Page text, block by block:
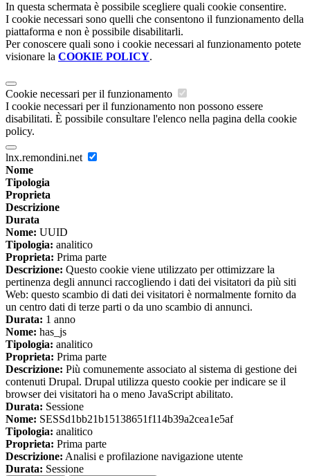
In questa schermata è possibile scegliere quali cookie consentire.
I cookie necessari sono quelli che consentono il funzionamento della
piattaforma e non è possibile disabilitarli.
Per conoscere quali sono i cookie necessari al funzionamento potete
visionare la COOKIE POLICY.
Cookie necessari per il funzionamento
I cookie necessari per il funzionamento non possono essere
disabilitati. È possibile consultare l'elenco nella pagina della cookie
policy.
lnx.remondini.net
Nome
Tipologia
Proprieta
Descrizione
Durata
Nome: UUID
Tipologia: analitico
Proprieta: Prima parte
Descrizione: Questo cookie viene utilizzato per ottimizzare la
pertinenza degli annunci raccogliendo i dati dei visitatori da più siti
Web: questo scambio di dati dei visitatori è normalmente fornito da
un centro dati di terze parti o da uno scambio di annunci.
Durata: 1 anno
Nome: has_js
Tipologia: analitico
Proprieta: Prima parte
Descrizione: Più comunemente associato al sistema di gestione dei
contenuti Drupal. Drupal utilizza questo cookie per indicare se il
browser dei visitatori ha o meno JavaScript abilitato.
Durata: Sessione
Nome: SESSd1bb21b15138651f114b39a2cea1e5af
Tipologia: analitico
Proprieta: Prima parte
Descrizione: Analisi e profilazione navigazione utente
Durata: Sessione